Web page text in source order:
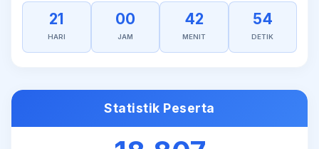
21
HARI
00
JAM
42
MENIT
54
DETIK
Statistik Peserta